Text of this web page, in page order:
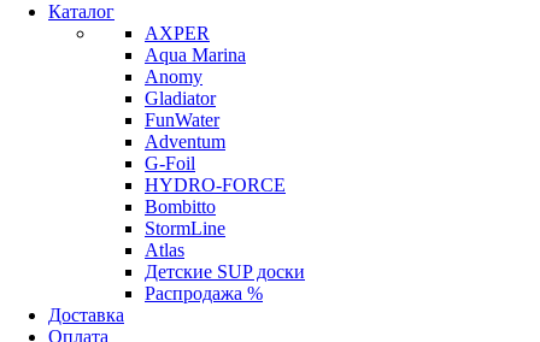
Каталог
AXPER
Aqua Marina
Anomy
Gladiator
FunWater
Adventum
G-Foil
HYDRO-FORCE
Bombitto
StormLine
Atlas
Детские SUP доски
Распродажа %
Доставка
Оплата